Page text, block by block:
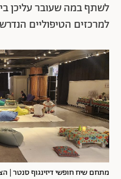
לשתף במה שעובר עליכן
למרכזים הטיפוליים
מתחם שיח חופשי דיזינגוף סנטר |